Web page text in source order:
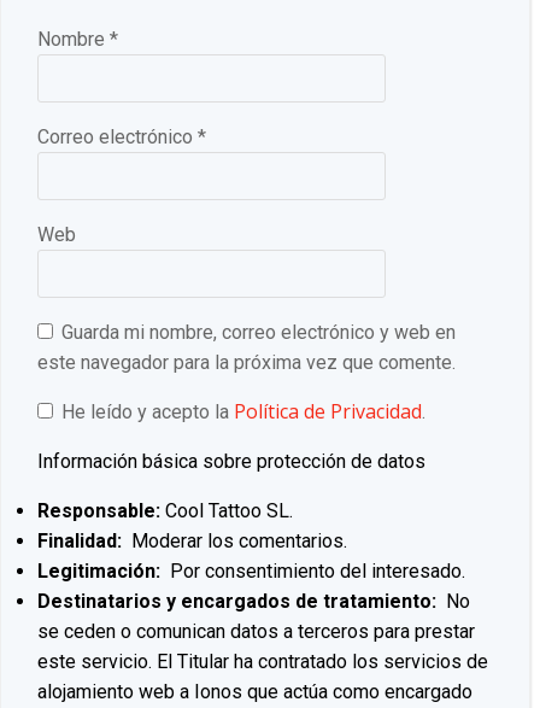
Nombre *
Correo electrónico *
Web
Guarda mi nombre, correo electrónico y web en
este navegador para la próxima vez que comente.
He leído y acepto la Política de Privacidad.
Información básica sobre protección de datos
Responsable: Cool Tattoo SL.
Finalidad: Moderar los comentarios.
Legitimación: Por consentimiento del interesado.
Destinatarios y encargados de tratamiento: No
se ceden o comunican datos a terceros para prestar
este servicio. El Titular ha contratado los servicios de
alojamiento web a Ionos que actúa como encargado